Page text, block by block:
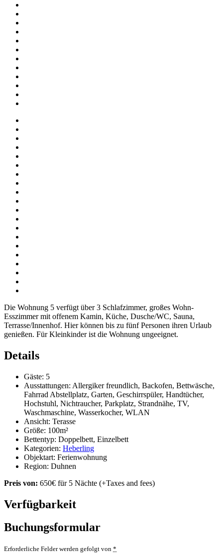
Die Wohnung 5 verfügt über 3 Schlafzimmer, großes Wohn-
Esszimmer mit offenem Kamin, Küche, Dusche/WC, Sauna,
Terrasse/Innenhof. Hier können bis zu fünf Personen ihren Urlaub
genießen. Für Kleinkinder ist die Wohnung ungeeignet.
Details
Gäste: 5
Ausstattungen: Allergiker freundlich, Backofen, Bettwäsche,
Fahrrad Abstellplatz, Garten, Geschirrspüler, Handtücher,
Hochstuhl, Nichtraucher, Parkplatz, Strandnähe, TV,
Waschmaschine, Wasserkocher, WLAN
Ansicht: Terasse
Größe: 100m²
Bettentyp: Doppelbett, Einzelbett
Kategorien: Heberling
Objektart: Ferienwohnung
Region: Duhnen
Preis von: 650€ für 5 Nächte (+Taxes and fees)
Verfügbarkeit
Buchungsformular
Erforderliche Felder werden gefolgt von *